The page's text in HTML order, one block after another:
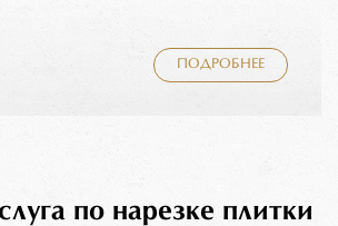
ПОДРОБНЕЕ
по нарезке плитки